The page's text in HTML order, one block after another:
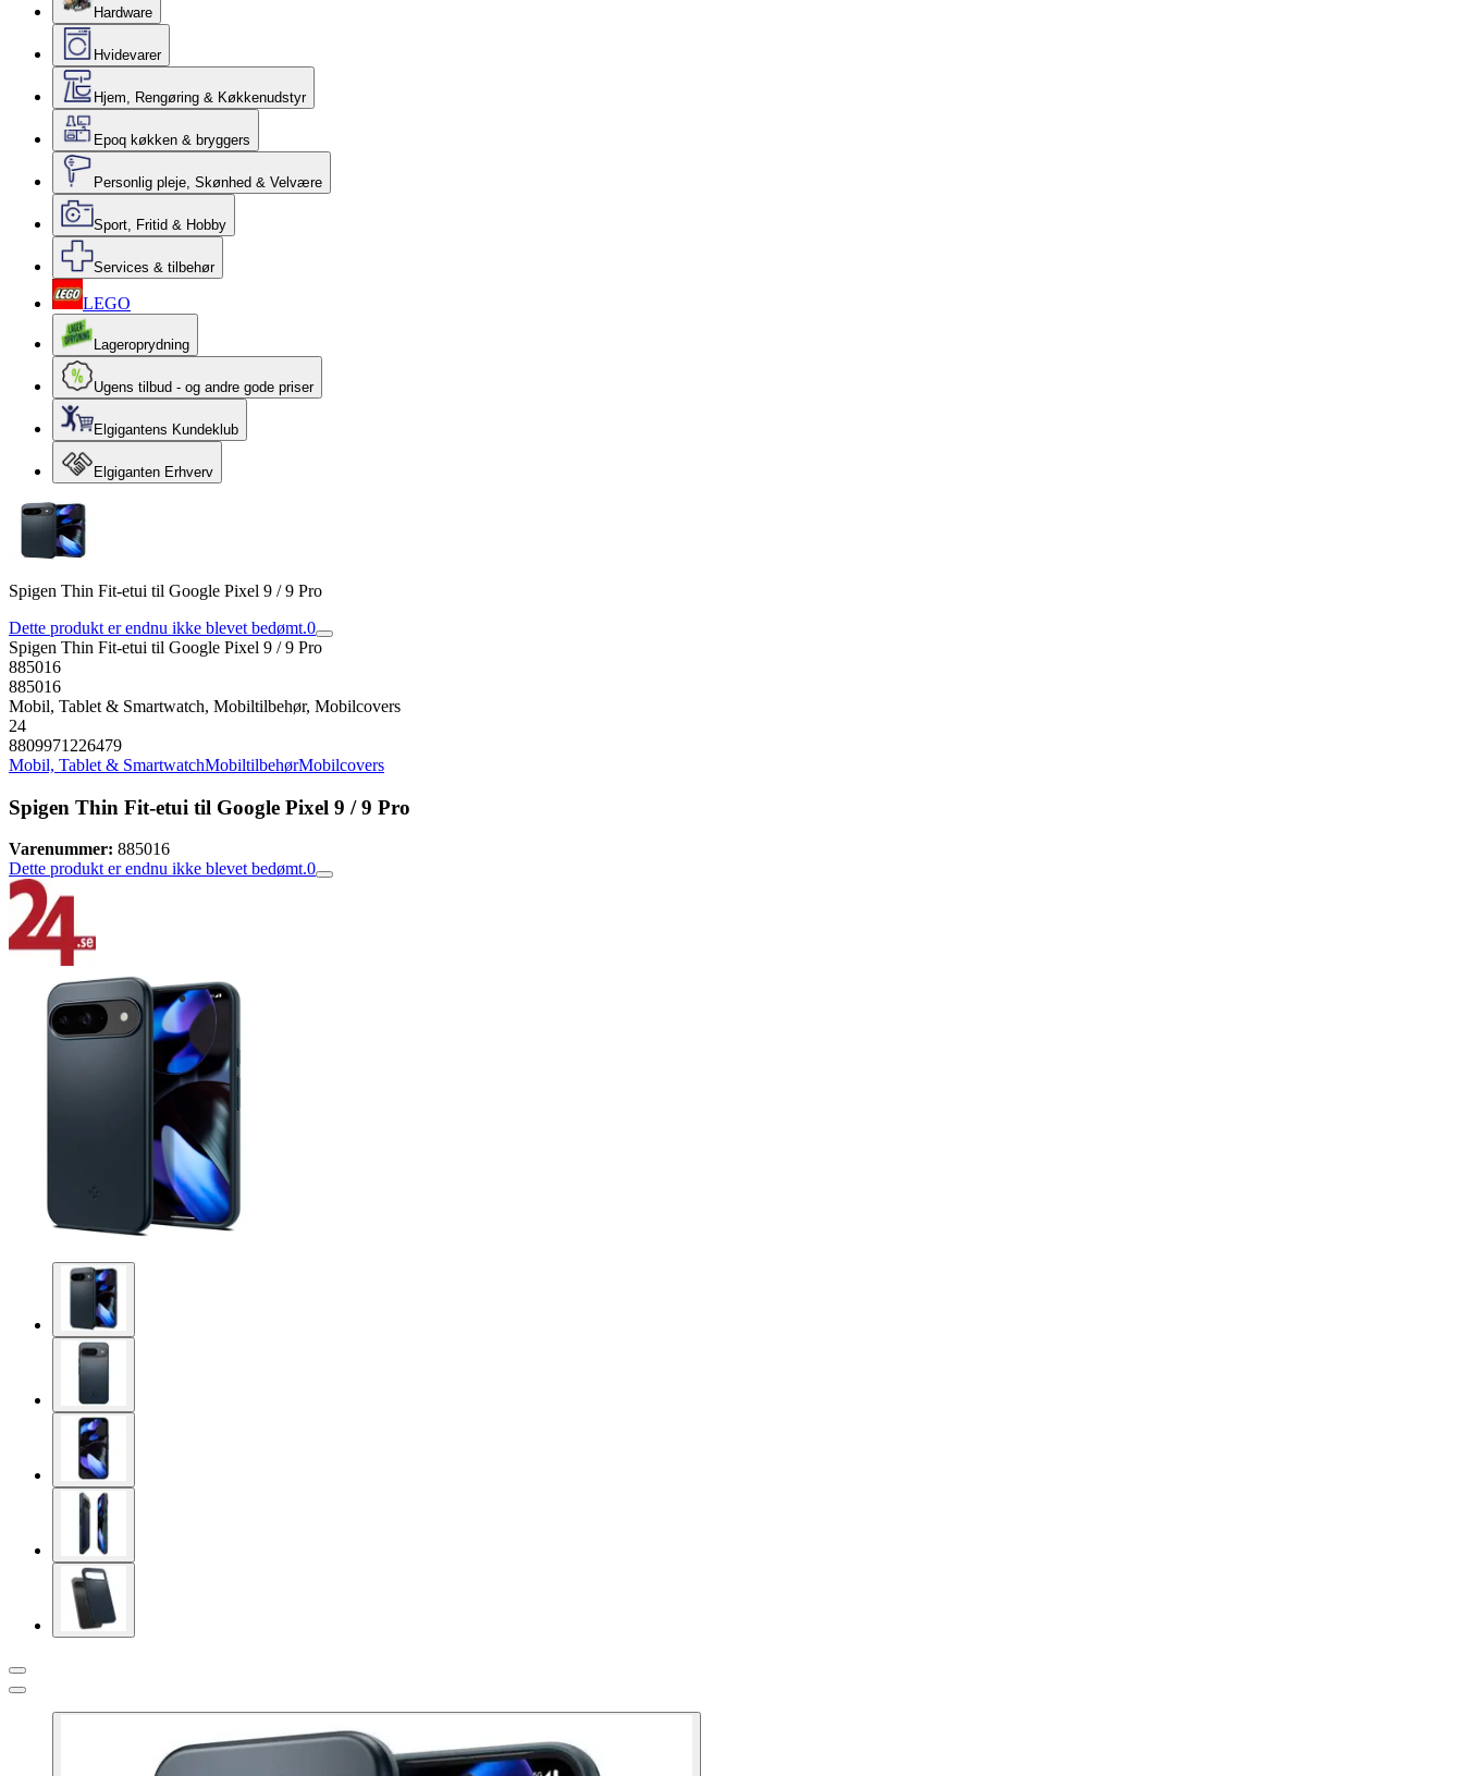
Hardware
Hvidevarer
Hjem, Rengøring & Køkkenudstyr
Epoq køkken & bryggers
Personlig pleje, Skønhed & Velvære
Sport, Fritid & Hobby
Services & tilbehør
LEGO
Lageroprydning
Ugens tilbud - og andre gode priser
Elgigantens Kundeklub
Elgiganten Erhverv
Spigen Thin Fit-etui til Google Pixel 9 / 9 Pro
Dette produkt er endnu ikke blevet bedømt.0
Spigen Thin Fit-etui til Google Pixel 9 / 9 Pro
885016
885016
Mobil, Tablet & Smartwatch, Mobiltilbehør, Mobilcovers
24
8809971226479
Mobil, Tablet & SmartwatchMobiltilbehørMobilcovers
Spigen Thin Fit-etui til Google Pixel 9 / 9 Pro
Varenummer: 885016
Dette produkt er endnu ikke blevet bedømt.0